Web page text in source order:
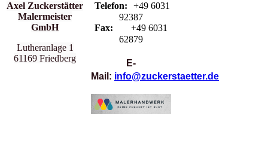
Axel Zuckerstätter
Malermeister
GmbH
Lutheranlage 1
61169 Friedberg
Telefon:
+49 6031
92387
Fax:
+49 6031
62879
E-
Mail: info@zuckerstaetter.de